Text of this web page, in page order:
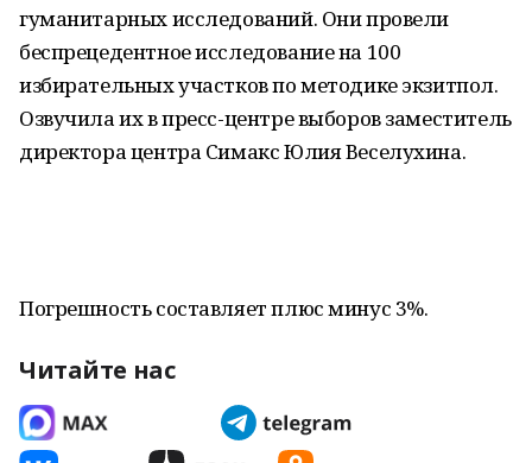
гуманитарных исследований. Они провели
беспрецедентное исследование на 100
избирательных участков по методике экзитпол.
Озвучила их в пресс-центре выборов заместитель
директора центра Симакс Юлия Веселухина.
Погрешность составляет плюс минус 3%.
Читайте нас